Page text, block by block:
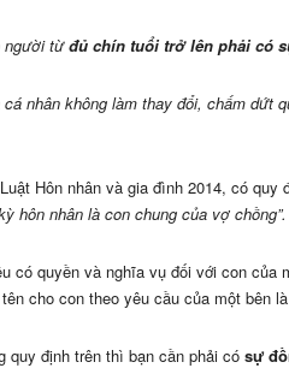
người từ đủ chín tuổi trở lên phải có
nhân không làm thay đổi, chấm dứt
Hôn nhân và gia đình 2014, có quy
hôn nhân là con chung của vợ chồng”.
có quyền và nghĩa vụ đối với con của
cho con theo yêu cầu của một bên
quy định trên thì bạn cần phải có sự